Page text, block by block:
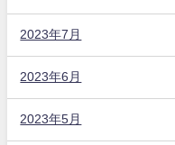
2023年7月
2023年6月
2023年5月